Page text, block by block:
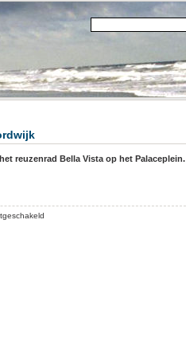
reuzenrad Bella Vista op het Palaceplein.